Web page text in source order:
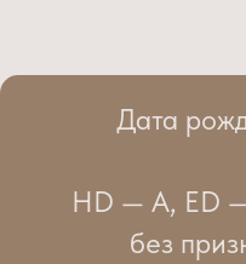
Дата
HD — A, ED
без